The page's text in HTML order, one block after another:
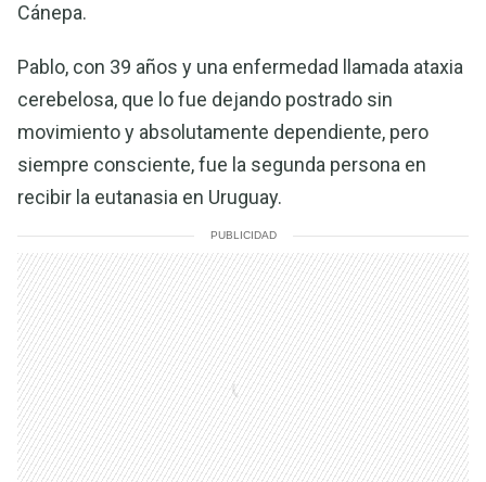
Cánepa.
Pablo, con 39 años y una enfermedad llamada ataxia
cerebelosa, que lo fue dejando postrado sin
movimiento y absolutamente dependiente, pero
siempre consciente, fue la segunda persona en
recibir la eutanasia en Uruguay.
PUBLICIDAD